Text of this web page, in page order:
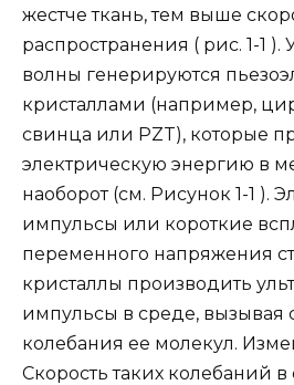
жестче ткань, тем выше
распространения ( рис. 1-1 ).
волны генерируются
кристаллами (например,
свинца или PZT), которые
электрическую энергию в
наоборот (см. Рисунок 1-1 ).
импульсы или короткие
переменного напряжения
кристаллы производить
импульсы в среде,
колебания ее молекул.
Скорость таких колебаний в